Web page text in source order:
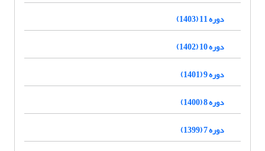
دوره 11 (1403)
دوره 10 (1402)
دوره 9 (1401)
دوره 8 (1400)
دوره 7 (1399)